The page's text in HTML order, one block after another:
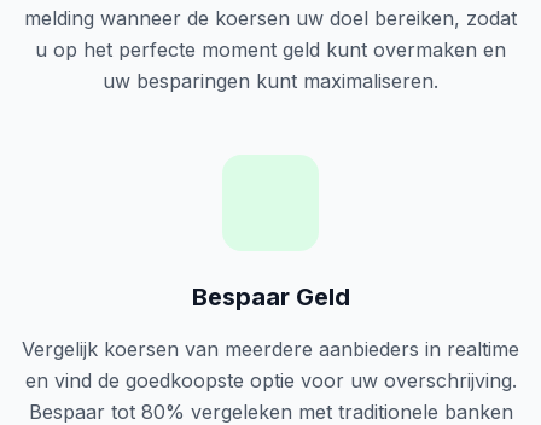
melding wanneer de koersen uw doel bereiken, zodat
u op het perfecte moment geld kunt overmaken en
uw besparingen kunt maximaliseren.
Bespaar Geld
Vergelijk koersen van meerdere aanbieders in realtime
en vind de goedkoopste optie voor uw overschrijving.
Bespaar tot 80% vergeleken met traditionele banken